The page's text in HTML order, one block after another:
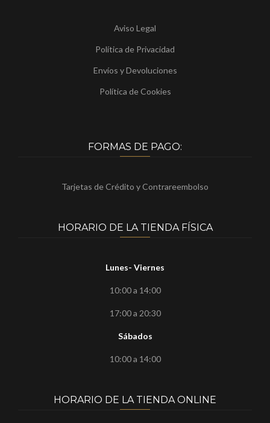
Aviso Legal
Política de Privacidad
Envíos y Devoluciones
Política de Cookies
FORMAS DE PAGO:
Tarjetas de Crédito y Contrareembolso
HORARIO DE LA TIENDA FÍSICA
Lunes- Viernes
10:00 a 14:00
17:00 a 20:30
Sábados
10:00 a 14:00
HORARIO DE LA TIENDA ONLINE